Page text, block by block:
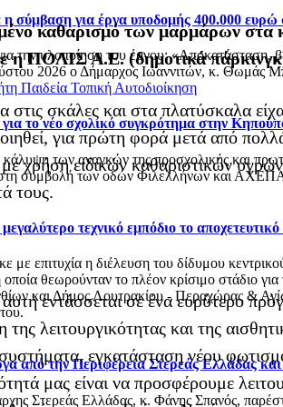
σύμβαση για έργα υποδομής 400.000
την υλοποίηση του έργου:
2026 ο Δήμαρχος Ιωαννιτών, κ. Θωμάς
Παιδεία Τοπική Αυτοδιοίκηση
το νέο σχολικό συγκρότημα στην
των αναγκών της προσχολικής και
συμβολή των οδών Φιλελλήνων και
τεχνικό εμπόδιο το
με επιτυχία η διέλευση του δίδυμου
θεωρούνταν το πλέον κρίσιμο στάδιο
και Δήμος Λουτρακίου - Περαχώρας &
από την Περιφέρεια Στερεάς Ελλάδας
Στερεάς Ελλάδας, κ. Φάνης Σπανός,
καθαρισμό των μαρμάρων στα
η ΠΟΛΙΣ Α.Ε. (δημοτικά
στις σκάλες και στα πλατύσκαλα
για πρώτη φορά μετά από
με χρήση ειδικών καθαριστικών
τους.
εντάσσεται σε ένα ευρύτερο
της λειτουργικότητας και της
εγκατάσταση νέου
μας είναι να προσφέρουμε